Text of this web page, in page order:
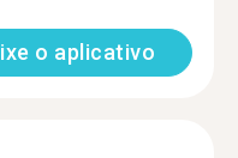
o aplicativo